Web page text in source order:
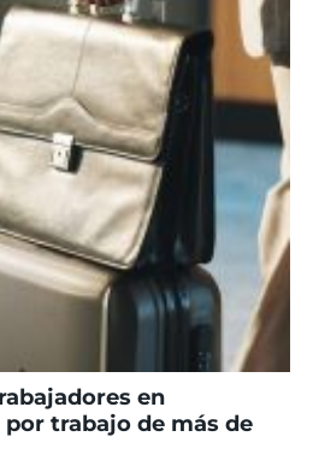
en
trabajo de más de